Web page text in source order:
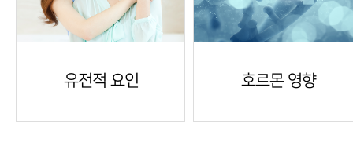
유전적 요인 호르몬 영향